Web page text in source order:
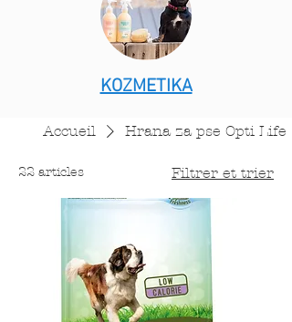
KOZMETIKA
Accueil Hrana za pse Opti Life
22 articles Filtrer et trier